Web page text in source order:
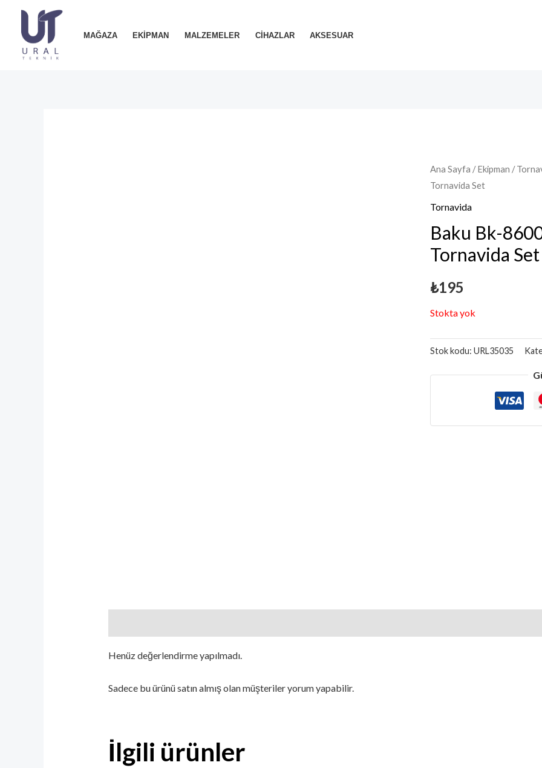
İçeriğe
MAĞAZA EKIPMAN MALZEMELER CIHAZLAR AKSESUAR
Ana Sayfa /Ekipman /
Tornavida Set
Tornavida
Baku Bk-
Tornavida Set
₺195
Stokta yok
Stok kodu:URL35035
Henüz değerlendirme yapılmadı.
Sadece bu ürünü satın almış olan müşteriler yorum yapabilir.
İlgili ürünler